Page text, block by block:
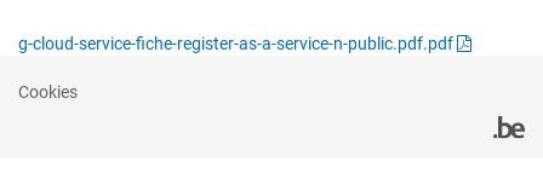
g-cloud-service-fiche-register-as-a-service-n-public.pdf.pdf
Cookies